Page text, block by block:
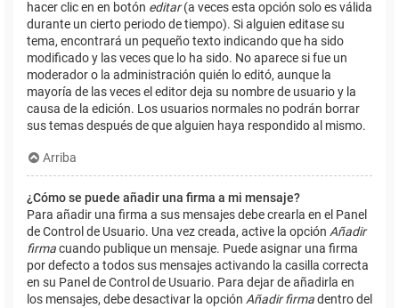
hacer clic en en botón editar(a veces esta opción solo es válida
durante un cierto periodo de tiempo). Si alguien editase su
tema, encontrará un pequeño texto indicando que ha sido
modificado y las veces que lo ha sido. No aparece si fue un
moderador o la administración quién lo editó, aunque la
mayoría de las veces el editor deja su nombre de usuario y la
causa de la edición. Los usuarios normales no podrán borrar
sus temas después de que alguien haya respondido al mismo.
Arriba
¿Cómo se puede añadir una firma a mi mensaje?
Para añadir una firma a sus mensajes debe crearla en el Panel
de Control de Usuario. Una vez creada, active la opción Añadir
firmacuando publique un mensaje. Puede asignar una firma
por defecto a todos sus mensajes activando la casilla correcta
en su Panel de Control de Usuario. Para dejar de añadirla en
los mensajes, debe desactivar la opción Añadir firmadentro del